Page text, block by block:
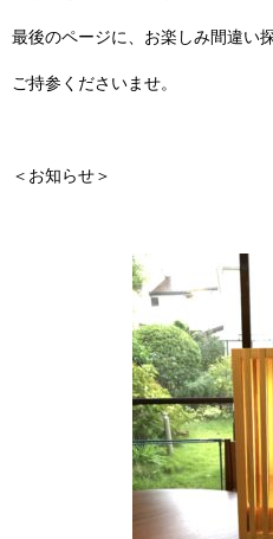
最後のページに、お楽しみ間違い
ご持参くださいませ。
＜お知らせ＞